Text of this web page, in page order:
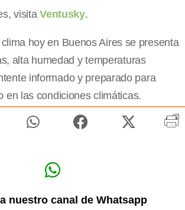
visitaVentusky.
clima hoy en Buenos Aires se presenta
alta humedad y temperaturas
informado y preparado para
en las condiciones climáticas.
nuestro canal de Whatsapp